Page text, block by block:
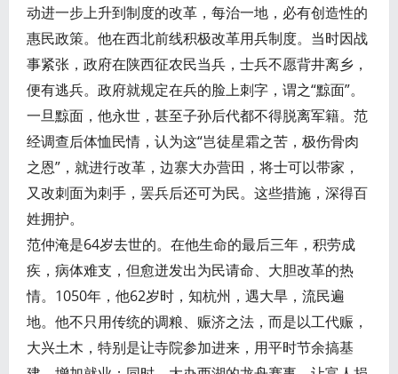
动进一步上升到制度的改革，每治一地，必有创造性的
惠民政策。他在西北前线积极改革用兵制度。当时因战
事紧张，政府在陕西征农民当兵，士兵不愿背井离乡，
便有逃兵。政府就规定在兵的脸上刺字，谓之“黥面”。
一旦黥面，他永世，甚至子孙后代都不得脱离军籍。范
经调查后体恤民情，认为这“岂徒星霜之苦，极伤骨肉
之恩”，就进行改革，边寨大办营田，将士可以带家，
又改刺面为刺手，罢兵后还可为民。这些措施，深得百
姓拥护。
范仲淹是64岁去世的。在他生命的最后三年，积劳成
疾，病体难支，但愈迸发出为民请命、大胆改革的热
情。1050年，他62岁时，知杭州，遇大旱，流民遍
地。他不只用传统的调粮、赈济之法，而是以工代赈，
大兴土木，特别是让寺院参加进来，用平时节余搞基